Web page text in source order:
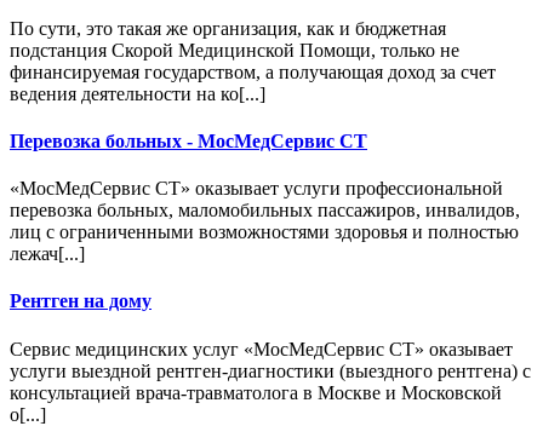
По сути, это такая же организация, как и бюджетная
подстанция Скорой Медицинской Помощи, только не
финансируемая государством, а получающая доход за счет
ведения деятельности на ко[...]
Перевозка больных - МосМедСервис СТ
«МосМедСервис СТ» оказывает услуги профессиональной
перевозка больных, маломобильных пассажиров, инвалидов,
лиц с ограниченными возможностями здоровья и полностью
лежач[...]
Рентген на дому
Сервис медицинских услуг «МосМедСервис СТ» оказывает
услуги выездной рентген-диагностики (выездного рентгена) с
консультацией врача-травматолога в Москве и Московской
о[...]